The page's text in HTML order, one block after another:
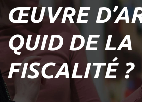
ŒUVRE
QUID DE LA
FISCALITÉ ?